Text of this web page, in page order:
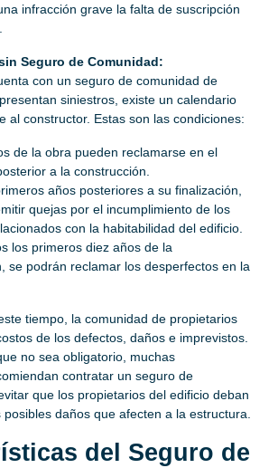
infracción grave la falta de suscripción
Seguro de Comunidad:
con un seguro de comunidad de
siniestros, existe un calendario
al constructor. Estas son las condiciones:
de la obra pueden reclamarse en el
a la construcción.
años posteriores a su finalización,
quejas por el incumplimiento de los
con la habitabilidad del edificio.
los primeros diez años de la
se podrán reclamar los desperfectos en la
tiempo, la comunidad de propietarios
de los defectos, daños e imprevistos.
no sea obligatorio, muchas
contratar un seguro de
que los propietarios del edificio deban
daños que afecten a la estructura.
del Seguro de